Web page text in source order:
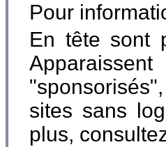
Pour
En tête sont
sites sans
plus,